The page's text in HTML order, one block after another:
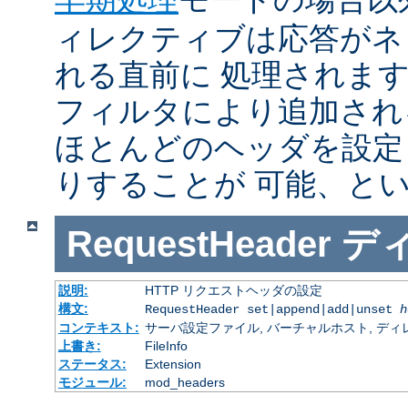
ィレクティブは応答が
れる直前に 処理されま
フィルタにより追加さ
ほとんどのヘッダを設
りすることが 可能、と
RequestHeader デ
説明:
HTTP リクエストヘッダの設定
構文:
RequestHeader set|append|add|unset
コンテキスト: サーバ設定ファイル, バーチャルホスト, ディ
上書き:
FileInfo
ステータス:
Extension
モジュール:
mod_headers